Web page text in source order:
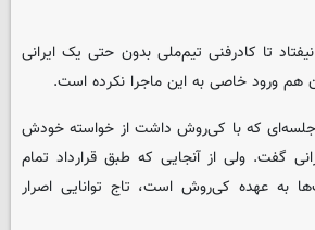
تا کادرفنی تیم‌ملی بدون حتی یک ایرانی
هم ورود خاصی به این ماجرا نکرده است.
جلسه‌ای که با کی‌روش داشت از خواسته خودش
گفت. ولی از آنجایی که طبق قرارداد تمام
به عهده کی‌روش است، تاج توانایی اصرار